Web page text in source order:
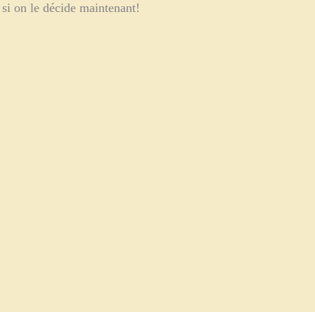
on le décide maintenant!